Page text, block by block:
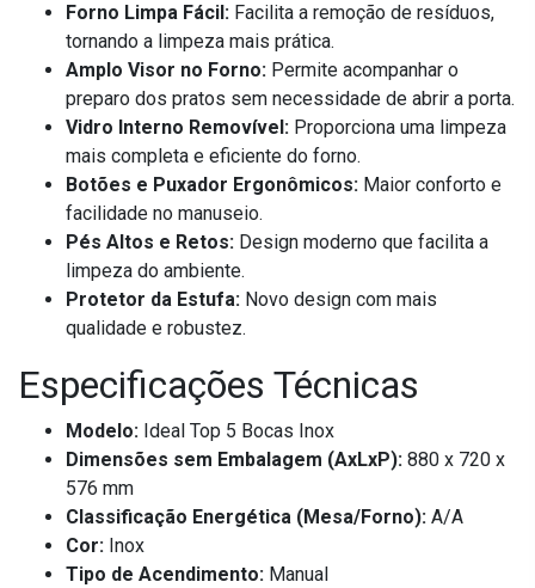
Forno Limpa Fácil: Facilita a remoção de resíduos,
tornando a limpeza mais prática.
Amplo Visor no Forno: Permite acompanhar o
preparo dos pratos sem necessidade de abrir a porta.
Vidro Interno Removível: Proporciona uma limpeza
mais completa e eficiente do forno.
Botões e Puxador Ergonômicos: Maior conforto e
facilidade no manuseio.
Pés Altos e Retos: Design moderno que facilita a
limpeza do ambiente.
Protetor da Estufa: Novo design com mais
qualidade e robustez.
Especificações Técnicas
Modelo: Ideal Top 5 Bocas Inox
Dimensões sem Embalagem (AxLxP): 880 x 720 x
576 mm
Classificação Energética (Mesa/Forno): A/A
Cor: Inox
Tipo de Acendimento: Manual